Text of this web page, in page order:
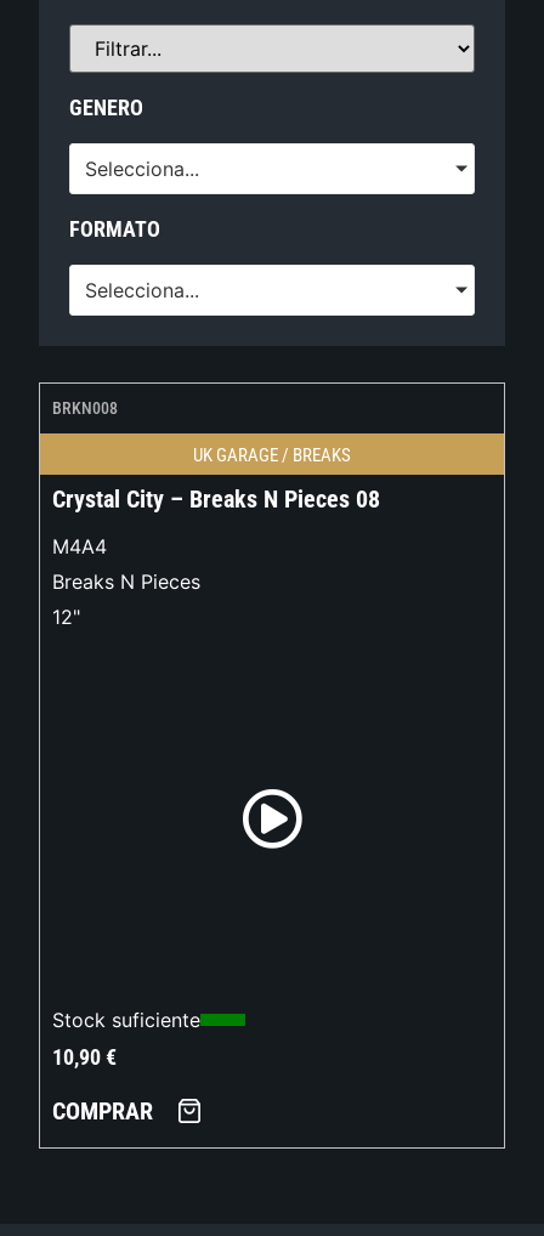
GENERO
Selecciona...
FORMATO
Selecciona...
BRKN008
UK GARAGE / BREAKS
Crystal City – Breaks N Pieces 08
M4A4
Breaks N Pieces
12"
Stock suficiente
10,90€
COMPRAR